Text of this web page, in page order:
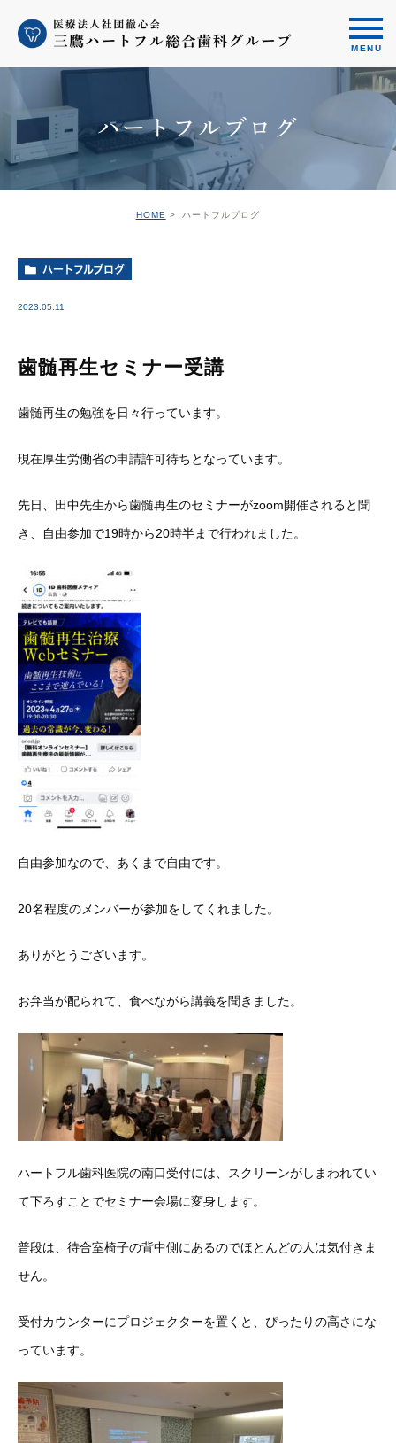
ハートフルブログ
HOME ハートフルブログ
ハートフルブログ
2023.05.11
歯髄再生セミナー受講
歯髄再生の勉強を日々行っています。
現在厚生労働省の申請許可待ちとなっています。
先日、田中先生から歯髄再生のセミナーがzoom開催されると聞
き、自由参加で19時から20時半まで行われました。
自由参加なので、あくまで自由です。
20名程度のメンバーが参加をしてくれました。
ありがとうございます。
お弁当が配られて、食べながら講義を聞きました。
ハートフル歯科医院の南口受付には、スクリーンがしまわれてい
て下ろすことでセミナー会場に変身します。
普段は、待合室椅子の背中側にあるのでほとんどの人は気付きま
せん。
受付カウンターにプロジェクターを置くと、ぴったりの高さにな
っています。